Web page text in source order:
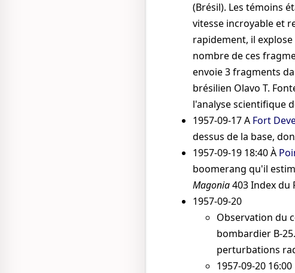
(Brésil). Les témoins
vitesse incroyable et
rapidement, il
nombre de ces
envoie 3 fragments
brésilien Olavo T.
l'analyse scientifique
1957-09-17A Fort
dessus de la base,
1957-09-19 18:40À
boomerang qu'il
Magonia403Index du
1957-09-20
Observation du
bombardier B-
perturbations
1957-09-20 16:00